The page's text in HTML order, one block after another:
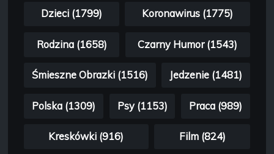
Dzieci (1799) Koronawirus (1775)
Rodzina (1658) Czarny Humor (1543)
Śmieszne Obrazki (1516) Jedzenie (1481)
Polska (1309) Psy (1153) Praca (989)
Kreskówki (916) Film (824)